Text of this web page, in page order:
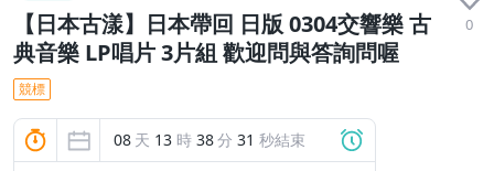
【日本古漾】日本帶回 日版 0304交響樂 古
典音樂 LP唱片 3片組 歡迎問與答詢問喔
0
競標
08 天 13 時 38分 29 秒結束